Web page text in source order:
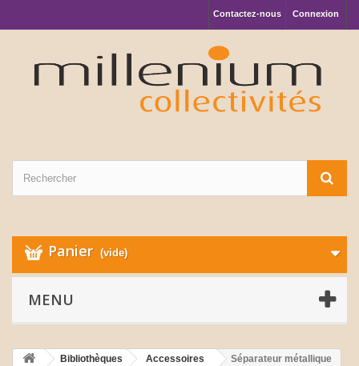
Connexion
Contactez-nous
Panier (vide)
MENU
Bibliothèques Accessoires Séparateur métallique